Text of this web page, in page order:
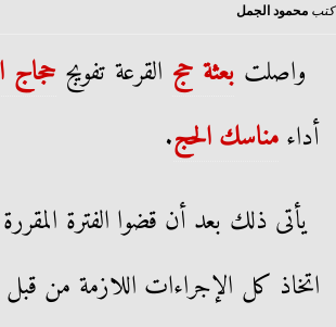
كتب محمود الجمل
واصلت بعثة حج القرعة تفويجحجاج
أداءمناسك الحج.
يأتى ذلك بعد أن قضوا الفترة
اتخاذ كل الإجراءات اللازمة من قبل